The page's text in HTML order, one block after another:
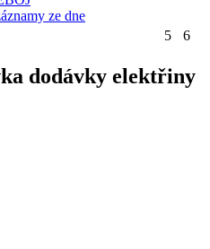
ze dne
5 6
dodávky elektřiny